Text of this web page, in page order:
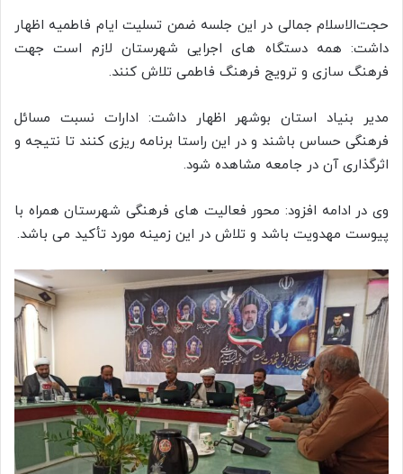
حجت‌الاسلام جمالی در این جلسه ضمن تسلیت ایام فاطمیه اظهار
داشت: همه دستگاه های اجرایی شهرستان لازم است جهت
فرهنگ سازی و ترویج فرهنگ فاطمی تلاش کنند.
مدیر بنیاد استان بوشهر اظهار داشت: ادارات نسبت مسائل
فرهنگی حساس باشند و در این راستا برنامه ریزی کنند تا نتیجه و
اثرگذاری آن در جامعه مشاهده شود.
وی در ادامه افزود: محور فعالیت های فرهنگی شهرستان همراه با
پیوست مهدویت باشد و تلاش در این زمینه مورد تأکید می باشد.